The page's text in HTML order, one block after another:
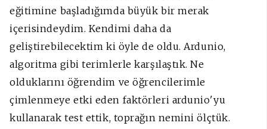
eğitimine başladığımda büyük bir merak
içerisindeydim. Kendimi daha da
geliştirebilecektim ki öyle de oldu. Ardunio,
algoritma gibi terimlerle karşılaştık. Ne
olduklarını öğrendim ve öğrencilerimle
çimlenmeye etki eden faktörleri ardunio'yu
kullanarak test ettik, toprağın nemini ölçtük.